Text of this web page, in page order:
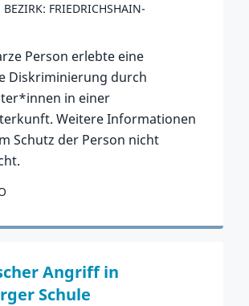
BEZIRK: FRIEDRICHSHAIN-
Person erlebte eine
Diskriminierung durch
in einer
Weitere Informationen
Schutz der Person nicht
Angriff in
Schule